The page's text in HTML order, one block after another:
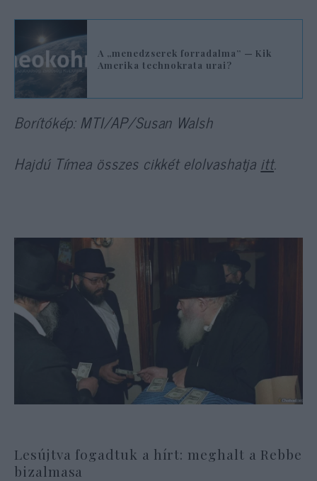
A „menedzserek forradalma” — Kik
Amerika technokrata urai?
Borítókép: MTI/AP/Susan Walsh
Hajdú Tímea összes cikkét elolvashatja itt.
Lesújtva fogadtuk a hírt: meghalt a Rebbe
bizalmasa